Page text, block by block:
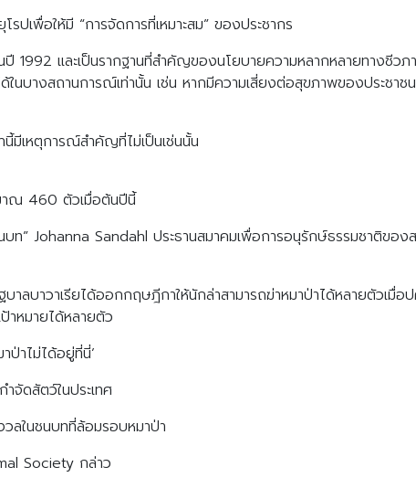
ปเพื่อให้มี “การจัดการที่เหมาะสม” ของประชากร
และเป็นรากฐานที่สำคัญของนโยบายความหลากหลายทางชีว
นบางสถานการณ์เท่านั้น เช่น หากมีความเสี่ยงต่อสุขภาพของประชา
มีเหตุการณ์สำคัญที่ไม่เป็นเช่นนั้น
มาณ 460 ตัวเมื่อต้นปีนี้
” Johanna Sandahl ประธานสมาคมเพื่อการอนุรักษ์ธรรมชาติของ
าลบาวาเรียได้ออกกฤษฎีกาให้นักล่าสามารถฆ่าหมาป่าได้หลายตัวเมื่
าหมายได้หลายตัว
ป่าไม่ได้อยู่ที่นี่’
จัดสัตว์ในประเทศ
ลในชนบทที่ล้อมรอบหมาป่า
Society กล่าว